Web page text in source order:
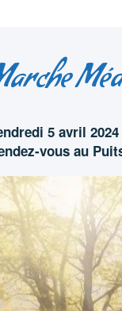
5 avril
vous au